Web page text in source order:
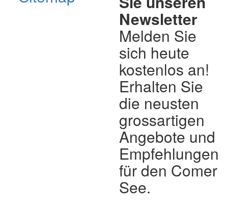
Newsletter
Melden Sie
sich heute
kostenlos an!
Erhalten Sie
die neusten
grossartigen
Angebote und
Empfehlungen
für den Comer
See.